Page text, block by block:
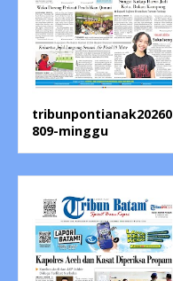
tribunpontianak20260
809-minggu